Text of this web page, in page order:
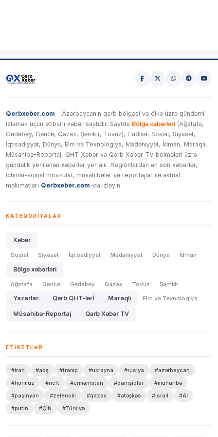
Qerbxeber.com – Azərbaycanın qərb bölgəsi və ölkə üzrə gündəmi
izləmək üçün etibarlı xəbər saytıdır. Saytda Bölgə xəbərləri (Ağstafa,
Gədəbəy, Gəncə, Qazax, Şəmkir, Tovuz), Hadisə, Sosial, Siyasət,
İqtisadiyyat, Dünya, Elm və Texnologiya, Mədəniyyət, İdman, Maraqlı,
Müsahibə-Reportaj, QHT Xəbər və Qərb Xəbər TV bölmələri üzrə
gündəlik yenilənən xəbərlər yer alır. Regionlardan ən son xəbərlər,
ictimai-sosial mövzular, müsahibələr və reportajlar ilə aktual
məlumatları Qerbxeber.com-da izləyin.
KATEQORIYALAR
Xəbər
Sosial Siyasət İqtisadiyyat Mədəniyyət Dünya İdman
Bölgə xəbərləri
Ağstafa Gəncə Gədəbəy Qazax Tovuz Şəmkir
Yazarlar Qərb QHT-lərİ Maraqlı Elm və Texnologiya
Müsahibə-Reportaj Qərb Xəbər TV
ETIKETLƏR
#iran #abş #tramp #ukrayna #rusiya
#azərbaycan
#hörmüz
#neft #ermənistan #danışıqlar
#müharibə
#paşinyan
#zelenski #qazax #atəşkəs #israil
#Aİ
#putin
#ÇİN #Türkiyə